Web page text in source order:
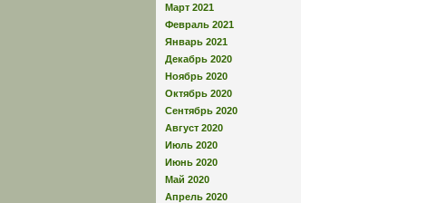
Март 2021
Февраль 2021
Январь 2021
Декабрь 2020
Ноябрь 2020
Октябрь 2020
Сентябрь 2020
Август 2020
Июль 2020
Июнь 2020
Май 2020
Апрель 2020